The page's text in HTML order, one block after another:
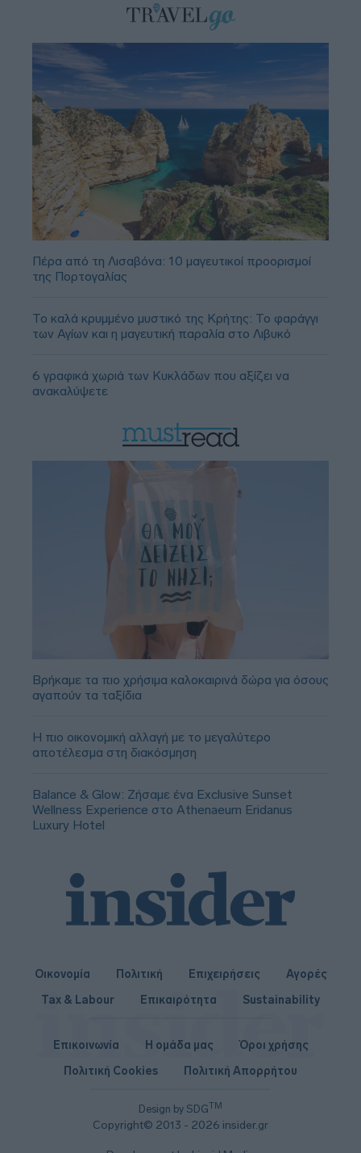
Πέρα από τη Λισαβόνα: 10 μαγευτικοί προορισμοί
της Πορτογαλίας
Το καλά κρυμμένο μυστικό της Κρήτης: Το φαράγγι
των Αγίων και η μαγευτική παραλία στο Λιβυκό
6 γραφικά χωριά των Κυκλάδων που αξίζει να
ανακαλύψετε
Βρήκαμε τα πιο χρήσιμα καλοκαιρινά δώρα για όσους
αγαπούν τα ταξίδια
Η πιο οικονομική αλλαγή με το μεγαλύτερο
αποτέλεσμα στη διακόσμηση
Balance & Glow: Ζήσαμε ένα Exclusive Sunset
Wellness Experience στο Athenaeum Eridanus
Luxury Hotel
Οικονομία Πολιτική Επιχειρήσεις
Αγορές
Tax & Labour
Επικαιρότητα Sustainability
Design by SDGTM
Copyright© 2013 - 2026 insider.gr
Επικοινωνία Η ομάδα μας
Όροι χρήσης
Πολιτική Cookies
Πολιτική Απορρήτου